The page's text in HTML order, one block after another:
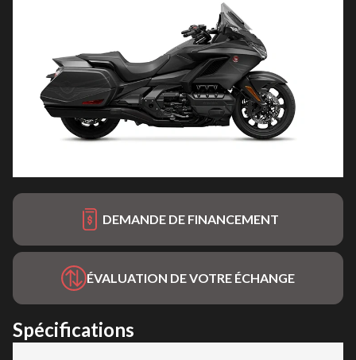
DEMANDE DE FINANCEMENT
ÉVALUATION DE VOTRE ÉCHANGE
Spécifications